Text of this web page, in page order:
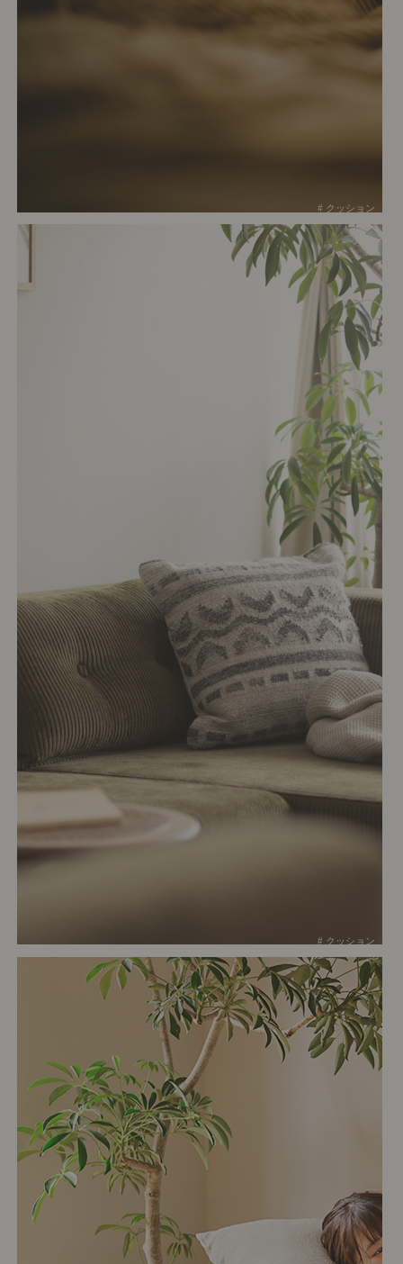
# クッション
# クッション